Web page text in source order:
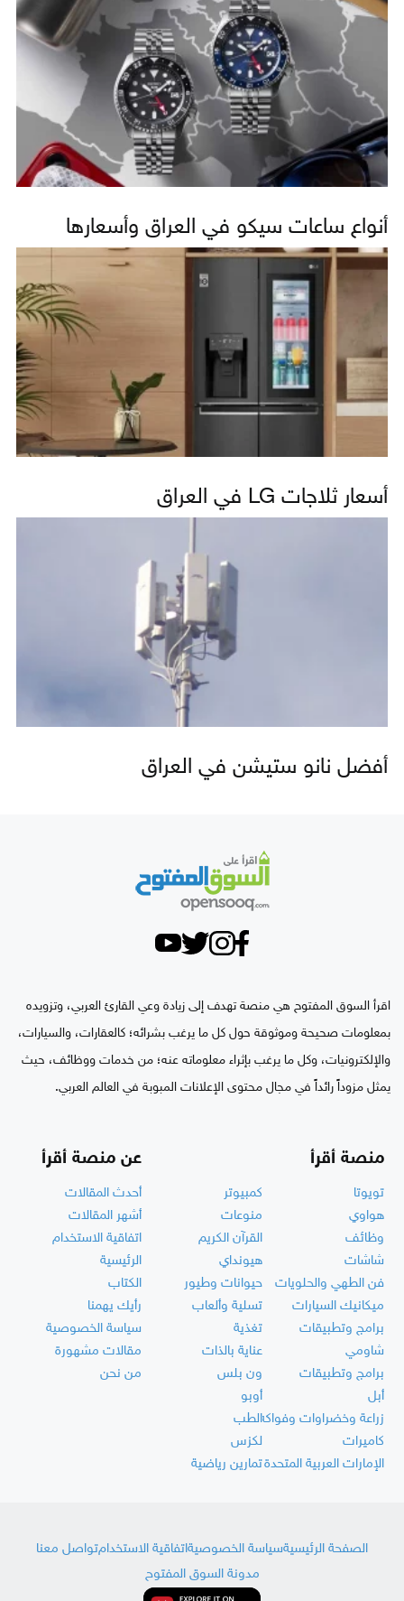
أنواع ساعات سيكو في العراق وأسعارها
أسعار ثلاجات LG في العراق
أفضل نانو ستيشن في العراق
اقرأ السوق المفتوح هي منصة تهدف إلى زيادة وعي القارئ العربي، وتزويده
بمعلومات صحيحة وموثوقة حول كل ما يرغب بشرائه؛ كالعقارات، والسيارات،
والإلكترونيات، وكل ما يرغب بإثراء معلوماته عنه؛ من خدمات ووظائف، حيث
يمثل مزوداً رائداً في مجال محتوى الإعلانات المبوبة في العالم العربي.
منصة أقرأ
تويوتا
كمبيوتر
هواوي
منوعات
وظائف
القرآن الكريم
شاشات
هيونداي
فن الطهي والحلويات
حيوانات وطيور
ميكانيك السيارات
تسلية وألعاب
برامج وتطبيقات
تغذية
شاومي
عناية بالذات
برامج وتطبيقات
ون بلس
أبل
أوبو
زراعة وخضراوات وفواكهالطب
كاميرات
لكزس
الإمارات العربية المتحدةتمارين رياضية
عن منصة أقرأ
أحدث المقالات
أشهر المقالات
اتفاقية الاستخدام
الرئيسية
الكتاب
رأيك يهمنا
سياسة الخصوصية
مقالات مشهورة
من نحن
الصفحة الرئيسيةسياسة الخصوصيةاتفاقية الاستخدامتواصل معنا
مدونة السوق المفتوح